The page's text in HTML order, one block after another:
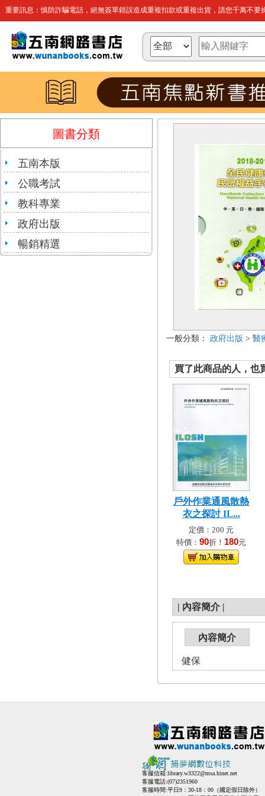
重要訊息：慎防詐騙電話，絕無簽單錯誤造成重複扣款或重複出貨，請您千萬不要
圖書分類
五南本版
公職考試
教科專業
政府出版
暢銷精選
一般分類： 政府出版 > 醫
買了此商品的人，也
戶外作業通風散熱
衣之探討 IL...
定價：200 元
特價： 90折！ 180元
| 內容簡介 |
內容簡介
健保
客服信箱:library.w3322@msa.hinet.net
客服電話:(07)2351960
客服時間:平日9：30-18：00（國定假日除外）